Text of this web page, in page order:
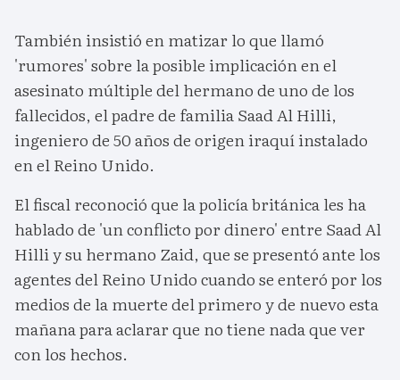
También insistió en matizar lo que llamó
'rumores' sobre la posible implicación en el
asesinato múltiple del hermano de uno de los
fallecidos, el padre de familia Saad Al Hilli,
ingeniero de 50 años de origen iraquí instalado
en el Reino Unido.
El fiscal reconoció que la policía británica les ha
hablado de 'un conflicto por dinero' entre Saad Al
Hilli y su hermano Zaid, que se presentó ante los
agentes del Reino Unido cuando se enteró por los
medios de la muerte del primero y de nuevo esta
mañana para aclarar que no tiene nada que ver
con los hechos.